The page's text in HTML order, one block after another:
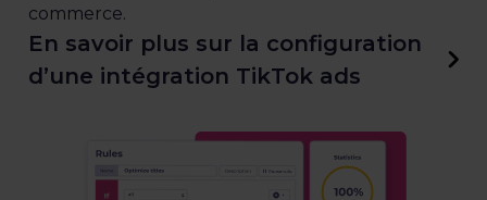
commerce.
En savoir plus sur la configuration
d’une intégration TikTok ads